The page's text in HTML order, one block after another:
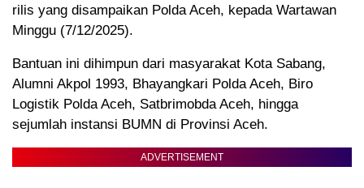
rilis yang disampaikan Polda Aceh, kepada Wartawan
Minggu (7/12/2025).
Bantuan ini dihimpun dari masyarakat Kota Sabang,
Alumni Akpol 1993, Bhayangkari Polda Aceh, Biro
Logistik Polda Aceh, Satbrimobda Aceh, hingga
sejumlah instansi BUMN di Provinsi Aceh.
ADVERTISEMENT